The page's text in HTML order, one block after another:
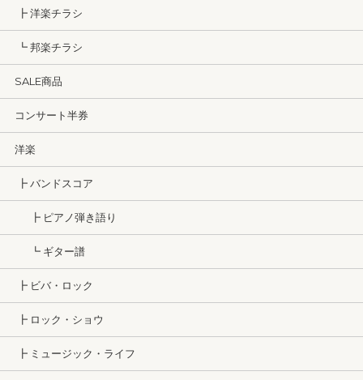
┣ 洋楽チラシ
┗ 邦楽チラシ
SALE商品
コンサート半券
洋楽
┣ バンドスコア
┣ ピアノ弾き語り
┗ ギター譜
┣ ビバ・ロック
┣ ロック・ショウ
┣ ミュージック・ライフ